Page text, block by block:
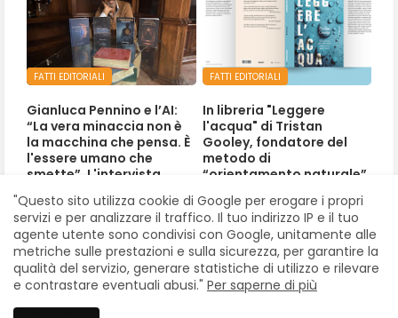
FATTI EDITORIALI
Gianluca Pennino e l’AI:
“La vera minaccia non è
la macchina che pensa. È
l'essere umano che
smette”. L'intervista
Luglio 01, 2026
FATTI EDITORIALI
In libreria "Leggere
l'acqua" di Tristan
Gooley, fondatore del
metodo di
“orientamento naturale”
Giugno 24, 2026
"Questo sito utilizza cookie di Google per erogare i propri
servizi e per analizzare il traffico. Il tuo indirizzo IP e il tuo
agente utente sono condivisi con Google, unitamente alle
metriche sulle prestazioni e sulla sicurezza, per garantire la
qualità del servizio, generare statistiche di utilizzo e rilevare
e contrastare eventuali abusi." Per saperne di più